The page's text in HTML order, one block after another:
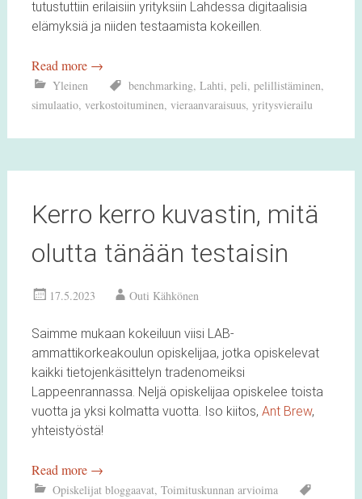
tutustuttiin erilaisiin yrityksiin Lahdessa digitaalisia
elämyksiä ja niiden testaamista kokeillen.
Read more →
Yleinen benchmarking, Lahti, peli, pelillistäminen,
simulaatio, verkostoituminen, vieraanvaraisuus, yritysvierailu
Kerro kerro kuvastin, mitä
olutta tänään testaisin
17.5.2023 Outi Kähkönen
Saimme mukaan kokeiluun viisi LAB-
ammattikorkeakoulun opiskelijaa, jotka opiskelevat
kaikki tietojenkäsittelyn tradenomeiksi
Lappeenrannassa. Neljä opiskelijaa opiskelee toista
vuotta ja yksi kolmatta vuotta. Iso kiitos, Ant Brew,
yhteistyöstä!
Read more →
Opiskelijat bloggaavat, Toimituskunnan arvioima